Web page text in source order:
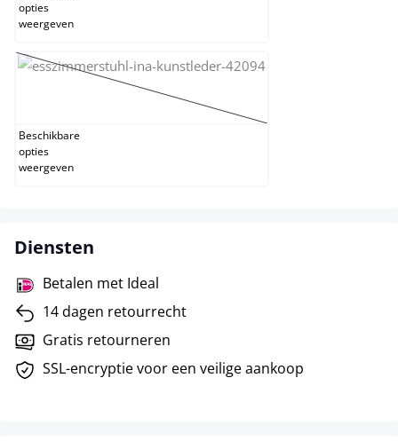
opties
weergeven
zwart
(Deze optie is momenteel niet beschikbaar.)
Beschikbare
opties
weergeven
Diensten
Betalen met Ideal
14 dagen retourrecht
Gratis retourneren
SSL-encryptie voor een veilige aankoop